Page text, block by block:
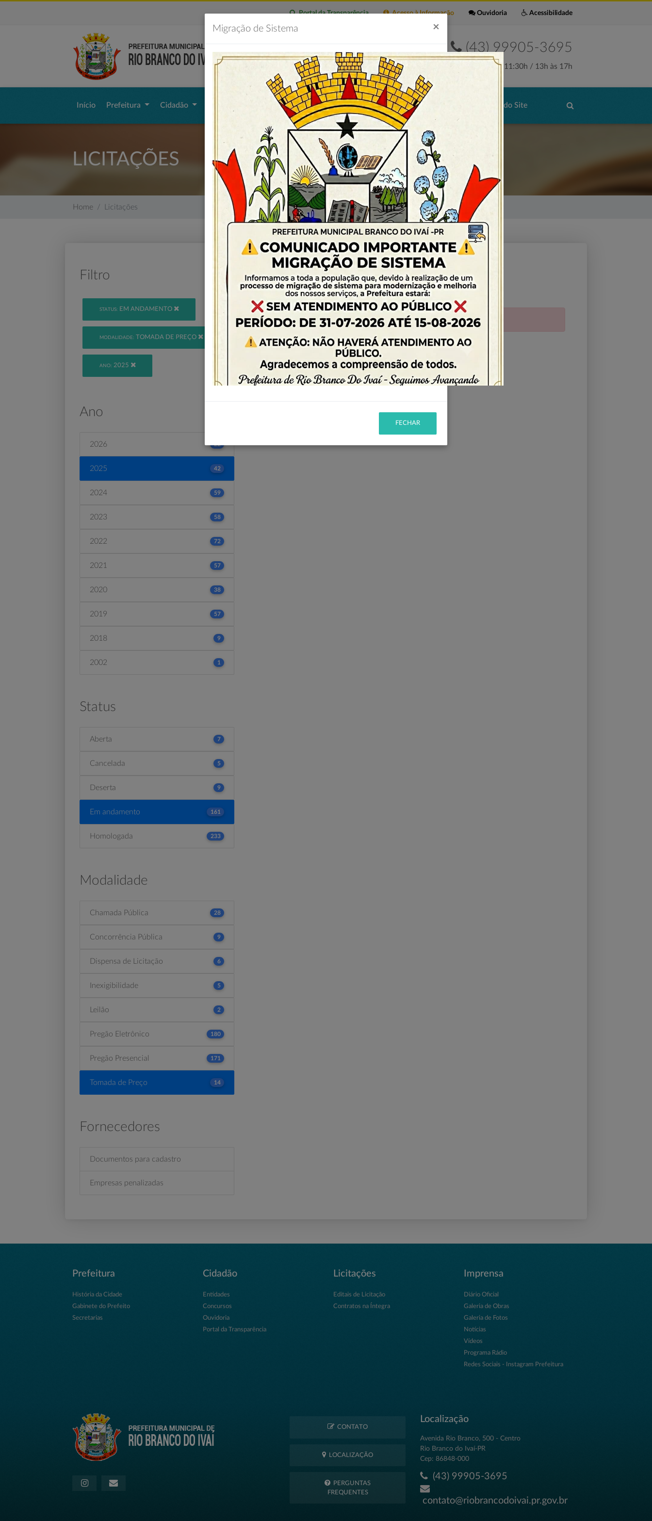
Acessibilidade
Ouvidoria
Acesso à Informação
Portal da Transparência
(43) 99905-3695
Seg. a Sex. 7:30h às 11:30h / 13h às 17h
Início Prefeitura Cidadão Imprensa Servidor Contatos Portal de Serviços Mapa do Site
LICITAÇÕES
Home Licitações
Filtro
STATUS: EM ANDAMENTO
MODALIDADE: TOMADA DE PREÇO
ANO: 2025
Ano
2026 22
2025 42
2024 59
2023 58
2022 72
2021 57
2020 38
2019 57
2018 9
2002 1
Status
Aberta 7
Cancelada 5
Deserta 9
Em andamento 161
Homologada 233
Modalidade
Chamada Pública 28
Concorrência Pública 9
Dispensa de Licitação 6
Inexigibilidade 5
Leilão 2
Pregão Eletrônico 180
Pregão Presencial 171
Tomada de Preço 14
Fornecedores
Documentos para cadastro
Empresas penalizadas
PESQUISA AVANÇADA
Nenhum elemento encontrado.
Migração de Sistema ×
FECHAR
Prefeitura
História da Cidade
Gabinete do Prefeito
Secretarias
Cidadão
Entidades
Concursos
Ouvidoria
Portal da Transparência
Licitações
Editais de Licitação
Contratos na Íntegra
Imprensa
Diário Oficial
Galeria de Obras
Galeria de Fotos
Notícias
Vídeos
Programa Rádio
Redes Sociais - Instagram Prefeitura
CONTATO
LOCALIZAÇÃO
PERGUNTAS
FREQUENTES
Localização
Avenida Rio Branco, 500 - Centro
Rio Branco do Ivaí-PR
Cep: 86848-000
(43) 99905-3695
contato@riobrancodoivai.pr.gov.br